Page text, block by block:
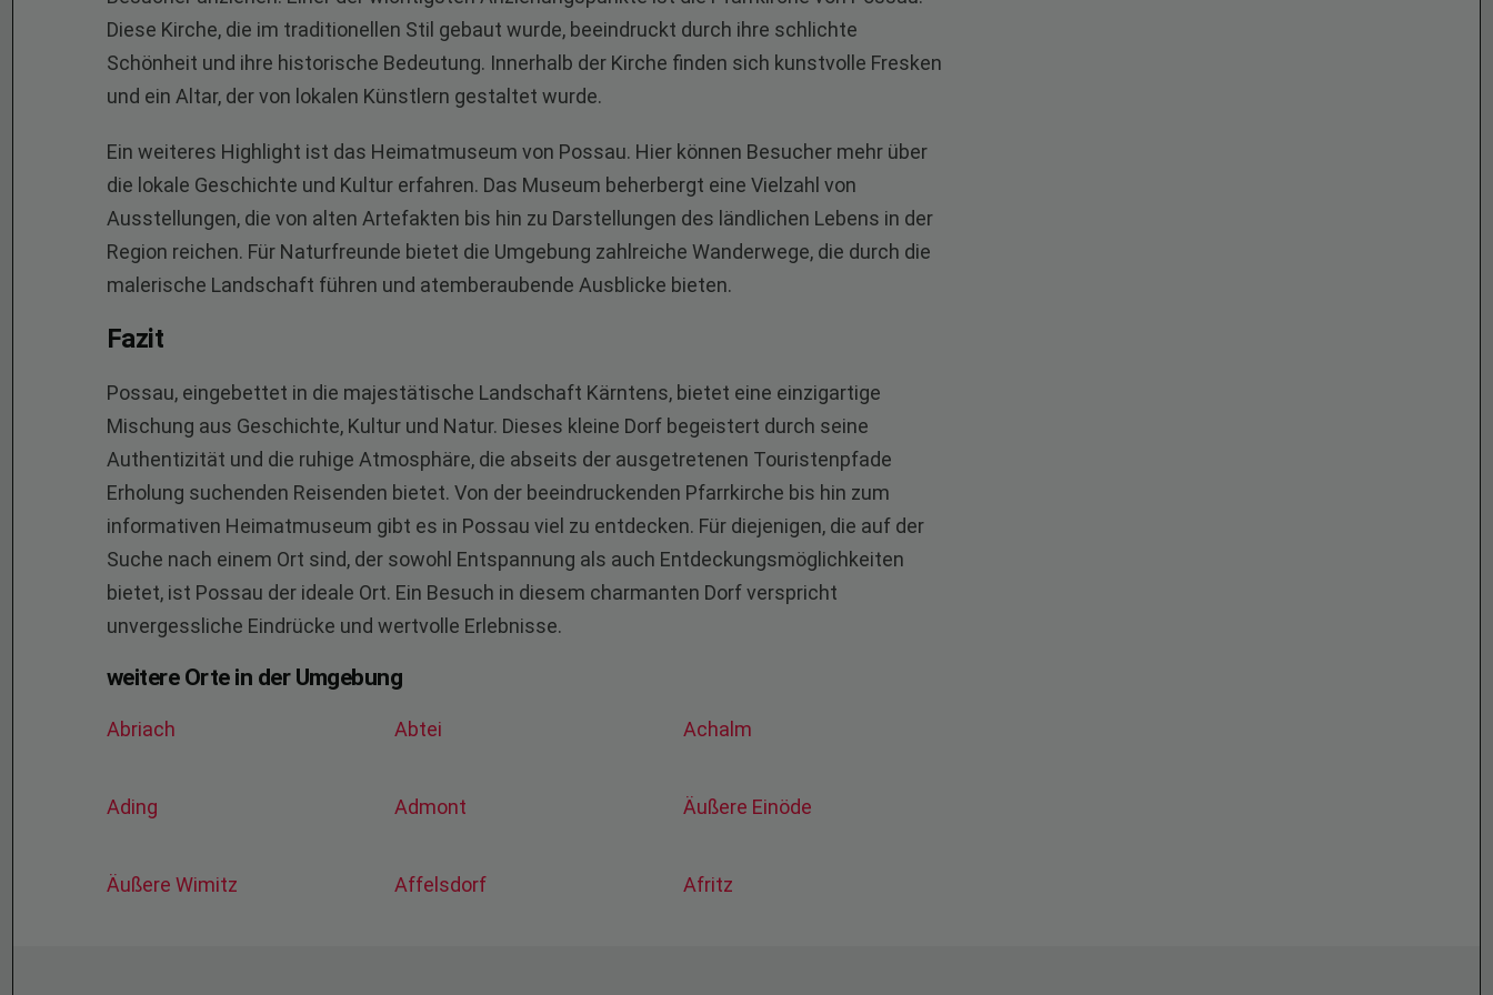
Diese Kirche, die im traditionellen Stil gebaut wurde, beeindruckt durch ihre schlichte
Schönheit und ihre historische Bedeutung. Innerhalb der Kirche finden sich kunstvolle Fresken
und ein Altar, der von lokalen Künstlern gestaltet wurde.
Ein weiteres Highlight ist das Heimatmuseum von Possau. Hier können Besucher mehr über
die lokale Geschichte und Kultur erfahren. Das Museum beherbergt eine Vielzahl von
Ausstellungen, die von alten Artefakten bis hin zu Darstellungen des ländlichen Lebens in der
Region reichen. Für Naturfreunde bietet die Umgebung zahlreiche Wanderwege, die durch die
malerische Landschaft führen und atemberaubende Ausblicke bieten.
Fazit
Possau, eingebettet in die majestätische Landschaft Kärntens, bietet eine einzigartige
Mischung aus Geschichte, Kultur und Natur. Dieses kleine Dorf begeistert durch seine
Authentizität und die ruhige Atmosphäre, die abseits der ausgetretenen Touristenpfade
Erholung suchenden Reisenden bietet. Von der beeindruckenden Pfarrkirche bis hin zum
informativen Heimatmuseum gibt es in Possau viel zu entdecken. Für diejenigen, die auf der
Suche nach einem Ort sind, der sowohl Entspannung als auch Entdeckungsmöglichkeiten
bietet, ist Possau der ideale Ort. Ein Besuch in diesem charmanten Dorf verspricht
unvergessliche Eindrücke und wertvolle Erlebnisse.
weitere Orte in der Umgebung
Abriach Abtei Achalm
Ading Admont Äußere Einöde
Äußere Wimitz Affelsdorf Afritz